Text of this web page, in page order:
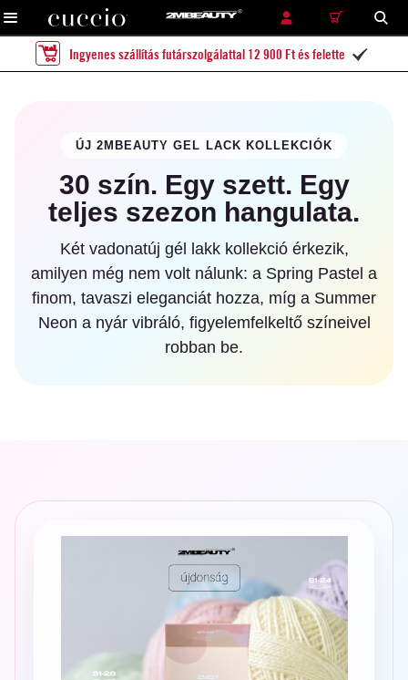
RÉSZLETES KERESÉS
Ingyenes szállítás futárszolgálattal 12 900 Ft és felette 
ÚJ 2MBEAUTY GEL LACK KOLLEKCIÓK
30 szín. Egy szett. Egy
teljes szezon hangulata.
Két vadonatúj gél lakk kollekció érkezik,
amilyen még nem volt nálunk: a Spring Pastel a
finom, tavaszi eleganciát hozza, míg a Summer
Neon a nyár vibráló, figyelemfelkeltő színeivel
robban be.